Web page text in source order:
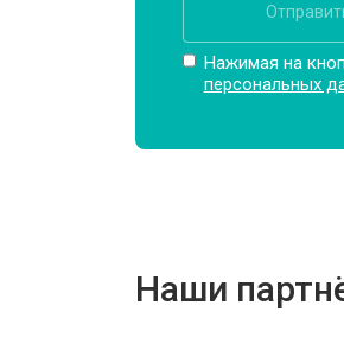
Нажимая на
персональных
Наши